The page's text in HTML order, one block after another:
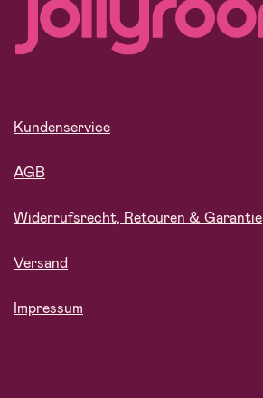
Kundenservice
AGB
Widerrufsrecht, Retouren & Garantie
Versand
Impressum